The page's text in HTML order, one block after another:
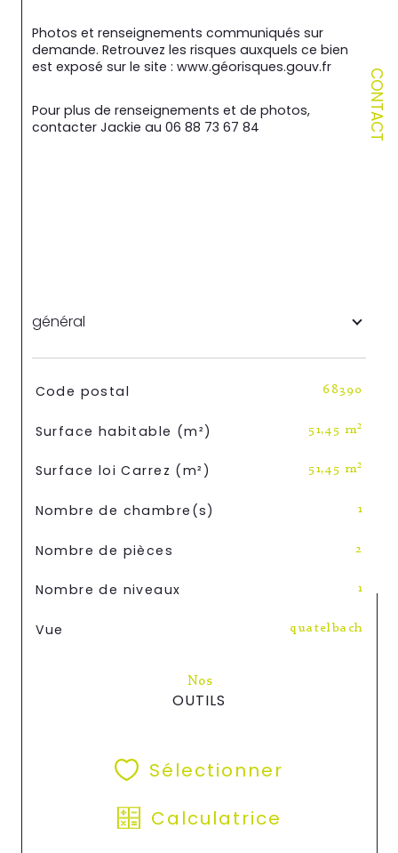
CONTACT
Photos et renseignements communiqués sur
demande. Retrouvez les risques auxquels ce bien
est exposé sur le site : www.géorisques.gouv.fr
Pour plus de renseignements et de photos,
contacter Jackie au 06 88 73 67 84
général
TRAD_SIROCCO_Caracteristique
Code postal 68390
Surface habitable (m²) 51,45 m²
Surface loi Carrez (m²) 51,45 m²
Nombre de chambre(s) 1
Nombre de pièces 2
Nombre de niveaux 1
Vue quatelbach
Nos
OUTILS
Sélectionner
Calculatrice